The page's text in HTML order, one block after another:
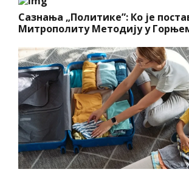
Сазнања „Политике”: Ко је
Митрополиту Методију у